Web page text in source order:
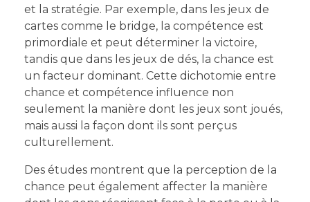
et la stratégie. Par exemple, dans les jeux de
cartes comme le bridge, la compétence est
primordiale et peut déterminer la victoire,
tandis que dans les jeux de dés, la chance est
un facteur dominant. Cette dichotomie entre
chance et compétence influence non
seulement la manière dont les jeux sont joués,
mais aussi la façon dont ils sont perçus
culturellement.
Des études montrent que la perception de la
chance peut également affecter la manière